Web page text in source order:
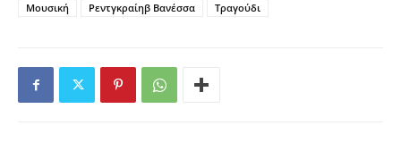
Μουσική
Ρεντγκραίηβ Βανέσσα Τραγούδι